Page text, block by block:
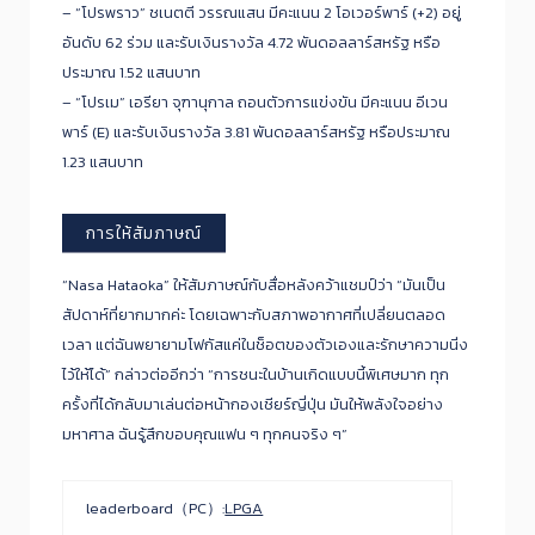
– “โปรพราว” ชเนตตี วรรณแสน มีคะแนน 2 โอเวอร์พาร์ (+2) อยู่
อันดับ 62 ร่วม และรับเงินรางวัล 4.72 พันดอลลาร์สหรัฐ หรือ
ประมาณ 1.52 แสนบาท
– “โปรเม” เอรียา จุฑานุกาล ถอนตัวการแข่งขัน มีคะแนน อีเวน
พาร์ (E) และรับเงินรางวัล 3.81 พันดอลลาร์สหรัฐ หรือประมาณ
1.23 แสนบาท
การให้สัมภาษณ์
“Nasa Hataoka” ให้สัมภาษณ์กับสื่อหลังคว้าแชมป์ว่า “มันเป็น
สัปดาห์ที่ยากมากค่ะ โดยเฉพาะกับสภาพอากาศที่เปลี่ยนตลอด
เวลา แต่ฉันพยายามโฟกัสแค่ในช็อตของตัวเองและรักษาความนิ่ง
ไว้ให้ได้” กล่าวต่ออีกว่า “การชนะในบ้านเกิดแบบนี้พิเศษมาก ทุก
ครั้งที่ได้กลับมาเล่นต่อหน้ากองเชียร์ญี่ปุ่น มันให้พลังใจอย่าง
มหาศาล ฉันรู้สึกขอบคุณแฟน ๆ ทุกคนจริง ๆ”
leaderboard（PC）:LPGA